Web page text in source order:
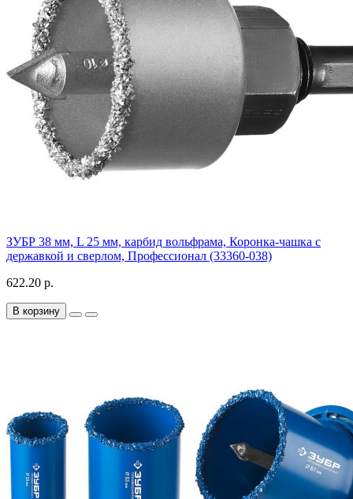
ЗУБР 38 мм, L 25 мм, карбид вольфрама, Коронка-чашка с
державкой и сверлом, Профессионал (33360-038)
622.20 р.
В корзину